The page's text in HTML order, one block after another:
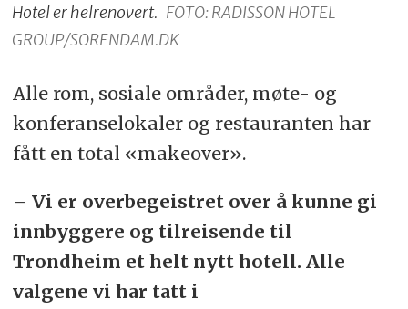
Hotel er helrenovert. FOTO: RADISSON HOTEL
GROUP/SORENDAM.DK
Alle rom, sosiale områder, møte- og
konferanselokaler og restauranten har
fått en total «makeover».
– Vi er overbegeistret over å kunne gi
innbyggere og tilreisende til
Trondheim et helt nytt hotell. Alle
valgene vi har tatt i